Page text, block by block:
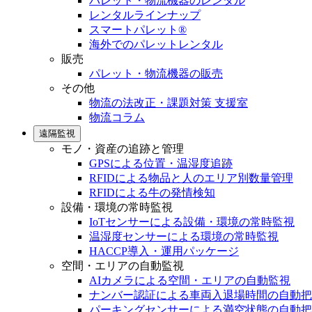
レンタルラインナップ
スマートパレット®
海外でのパレットレンタル
販売
パレット・物流機器の販売
その他
物流の法改正・課題対策 支援室
物流コラム
遠隔監視
モノ・資産の追跡と管理
GPSによる位置・温湿度追跡
RFIDによる物品と人のエリア別数量管理
RFIDによる牛の発情検知
設備・環境の常時監視
IoTセンサーによる設備・環境の常時監視
温湿度センサーによる環境の常時監視
HACCP導入・運用パッケージ
空間・エリアの自動監視
AIカメラによる空間・エリアの自動監視
ナンバー認証による車両入退場時間の自動